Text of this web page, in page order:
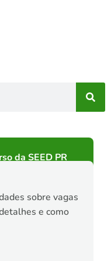
da SEED PR
sobre vagas
e como